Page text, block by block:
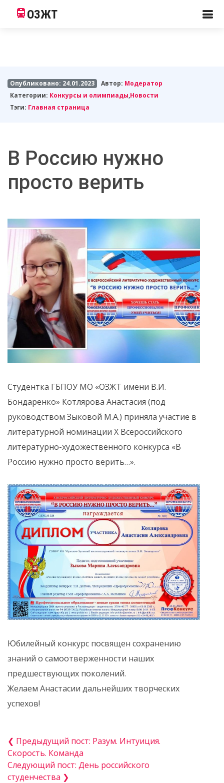
ОЗЖТ
Опубликовано: 24.01.2023 Автор: Модератор
Категории: Конкурсы и олимпиады,Новости
Тэги: Главная страница
В Россию нужно
просто верить
Студентка ГБПОУ МО «ОЗЖТ имени В.И.
Бондаренко» Котлярова Анастасия (под
руководством Зыковой М.А.) приняла участие в
литературной номинации X Всероссийского
литературно-художественного конкурса «В
Россию нужно просто верить…».
Юбилейный конкурс посвящен сохранению
знаний о самоотверженности наших
предшествующих поколений.
Желаем Анастасии дальнейших творческих
успехов!
❮ Предыдущий пост: Разум. Интуиция.
Скорость. Команда
Следующий пост: День российского
студенчества ❯